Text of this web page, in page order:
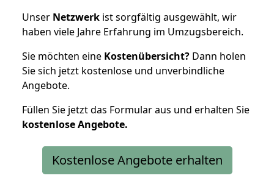
Unser Netzwerk ist sorgfältig ausgewählt, wir
haben viele Jahre Erfahrung im Umzugsbereich.
Sie möchten eine Kostenübersicht? Dann holen
Sie sich jetzt kostenlose und unverbindliche
Angebote.
Füllen Sie jetzt das Formular aus und erhalten Sie
kostenloseAngebote.
Kostenlose Angebote erhalten